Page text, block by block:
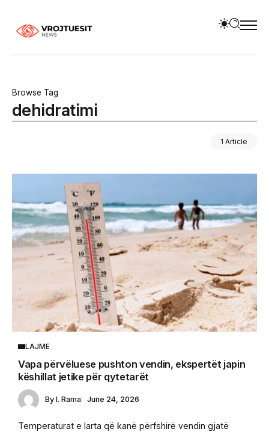
Browse Tag
dehidratimi
1 Article
LAJME
Vapa përvëluese pushton vendin, ekspertët japin
këshillat jetike për qytetarët
By I. Rama June 24, 2026
Temperaturat e larta që kanë përfshirë vendin gjatë